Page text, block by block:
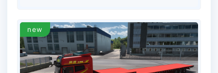
new